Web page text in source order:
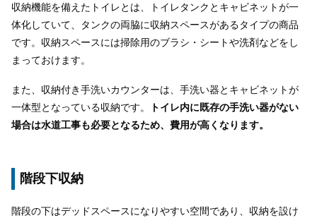
収納機能を備えたトイレとは、トイレタンクとキャビネットが一
体化していて、タンクの両脇に収納スペースがあるタイプの商品
です。収納スペースには掃除用のブラシ・シートや洗剤などをし
まっておけます。
また、収納付き手洗いカウンターは、手洗い器とキャビネットが
一体型となっている収納です。
トイレ内に既存の手洗い器がない
場合は水道工事も必要となるため、費用が高くなります。
階段下収納
階段の下はデッドスペースになりやすい空間であり、収納を設け